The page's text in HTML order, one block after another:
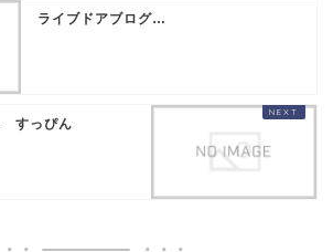
ライブドアブログ…
すっぴん